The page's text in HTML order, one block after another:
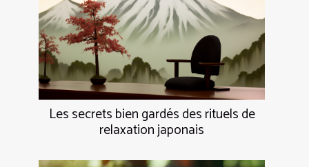
Les secrets bien gardés des rituels de
relaxation japonais